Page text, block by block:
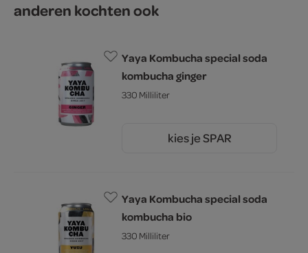
anderen kochten ook
Yaya Kombucha special soda
kombucha ginger
330 Milliliter
kies je SPAR
Yaya Kombucha special soda
kombucha bio
330 Milliliter